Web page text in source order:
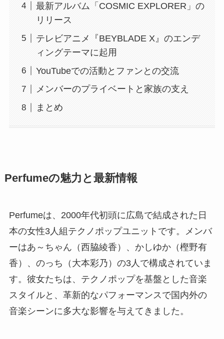
最新アルバム「COSMIC EXPLORER」の
リリース
テレビアニメ『BEYBLADE X』のエンデ
ィングテーマに起用
YouTubeでの活動とファンとの交流
メンバーのプライベートと家族の支え
まとめ
Perfumeの魅力と最新情報
Perfumeは、2000年代初頭に広島で結成された日
本の女性3人組テクノポップユニットです。メンバ
ーはあ～ちゃん（西脇綾香）、かしゆか（樫野有
香）、のっち（大本彩乃）の3人で構成されていま
す。彼女たちは、テクノポップを基盤とした音楽
スタイルと、革新的なパフォーマンスで国内外の
音楽シーンに多大な影響を与えてきました。